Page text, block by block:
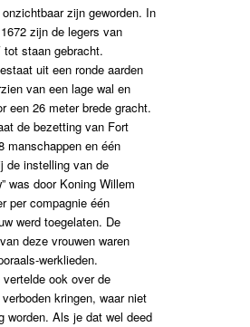
zijn geworden. In
zijn de legers van
tot staan gebracht.
uit een ronde aarden
van een lage wal en
een 26 meter brede gracht.
de bezetting van Fort
manschappen en één
de instelling van de
was door Koning Willem
per compagnie één
werd toegelaten. De
deze vrouwen waren
werklieden.
ook over de
kringen, waar niet
worden. Als je dat wel deed